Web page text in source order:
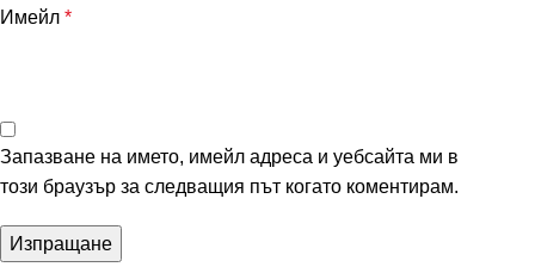
Имейл*
Запазване на името, имейл адреса и уебсайта ми в
този браузър за следващия път когато коментирам.